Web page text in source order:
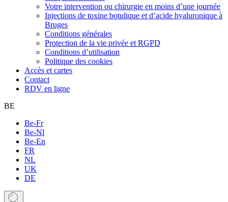
Votre intervention ou chirurgie en moins d’une journée
Injections de toxine botulique et d’acide hyaluronique à
Bruges
Conditions générales
Protection de la vie privée et RGPD
Conditions d’utilisation
Politique des cookies
Accès et cartes
Contact
RDV en ligne
BE
Be-Fr
Be-Nl
Be-En
FR
NL
UK
DE